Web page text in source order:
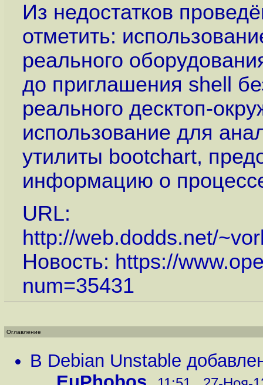
Из недостатков
отметить:
реального
до приглашения shell
реального десктоп-
использование для
утилиты bootchart,
информацию о
URL:
http://web.dodds.net/
Новость: https://
num=35431
Оглавление
В Debian Unstable